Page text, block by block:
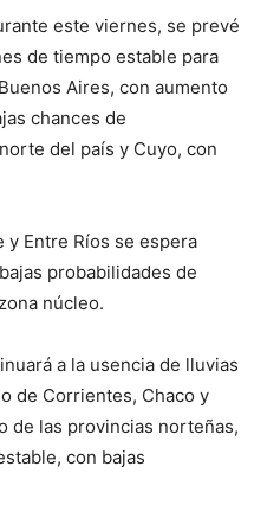
este viernes, se prevé
de tiempo estable para
Aires, con aumento
chances de
del país y Cuyo, con
y Entre Ríos se espera
probabilidades de
núcleo.
a la usencia de lluvias
de Corrientes, Chaco y
de las provincias norteñas,
con bajas